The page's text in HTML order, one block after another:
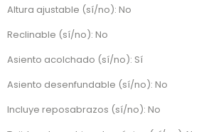
Altura ajustable (sí/no): No
Reclinable (sí/no): No
Asiento acolchado (sí/no): Sí
Asiento desenfundable (sí/no): No
Incluye reposabrazos (sí/no): No